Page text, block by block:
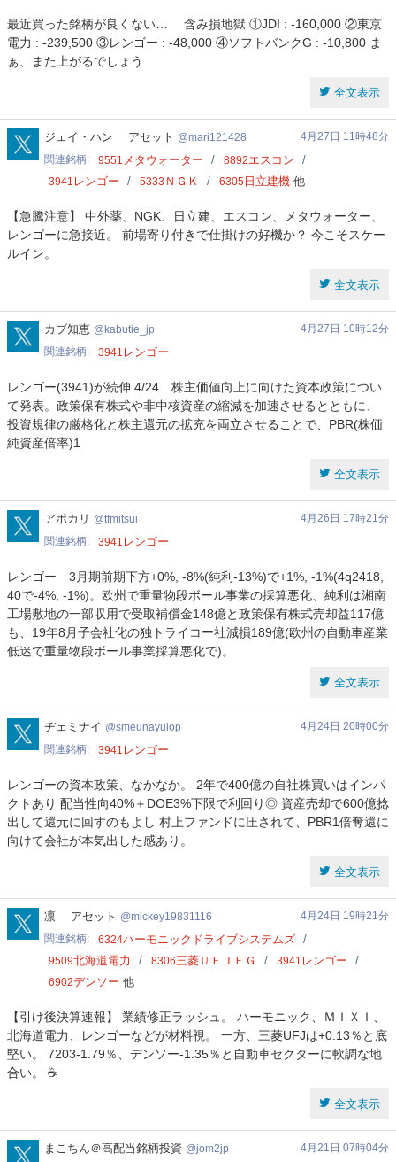
最近買った銘柄が良くない… 含み損地獄 ①JDI : -160,000 ②東京
電力 : -239,500 ③レンゴー : -48,000 ④ソフトバンクG : -10,800 ま
ぁ、また上がるでしょう
全文表示
mari121428
ジェイ・ハン アセット mari121428
4月27日 11時48分
関連銘柄
9551 メタウォーター 8892エスコン
3941 レンゴー 5333 ＮＧＫ 6305 日立建機 他
【急騰注意】 中外薬、NGK、日立建、エスコン、メタウォーター、
レンゴーに急接近。 前場寄り付きで仕掛けの好機か？ 今こそスケー
ルイン。
全文表示
kabutie_jp
カブ知恵 kabutie_jp
4月27日 10時12分
関連銘柄
3941 レンゴー
レンゴー(3941)が続伸 4/24 株主価値向上に向けた資本政策につい
て発表。政策保有株式や非中核資産の縮減を加速させるとともに、
投資規律の厳格化と株主還元の拡充を両立させることで、PBR(株価
純資産倍率)1
全文表示
tfmitsui
アポカリ tfmitsui
4月26日 17時21分
関連銘柄
3941 レンゴー
レンゴー 3月期前期下方+0%, -8%(純利-13%)で+1%, -1%(4q2418,
40で-4%, -1%)。欧州で重量物段ボール事業の採算悪化、純利は湘南
工場敷地の一部収用で受取補償金148億と政策保有株式売却益117億
も、19年8月子会社化の独トライコー社減損189億(欧州の自動車産業
低迷で重量物段ボール事業採算悪化で)。
全文表示
smeunayuiop
ヂェミナイ smeunayuiop
4月24日 20時00分
関連銘柄
3941 レンゴー
レンゴーの資本政策、なかなか。 ​2年で400億の自社株買いはインパ
クトあり ​配当性向40%＋DOE3%下限で利回り◎ ​資産売却で600億捻
出して還元に回すのもよし 村上ファンドに圧されて、​PBR1倍奪還に
向けて会社が本気出した感あり。
全文表示
mickey19831116
凛 アセット mickey19831116
4月24日 19時21分
関連銘柄
6324ハーモニックドライブシステムズ
9509北海道電力 8306三菱ＵＦＪＦＧ 3941 レンゴー
6902デンソー 他
【引け後決算速報】 業績修正ラッシュ。 ハーモニック、ＭＩＸＩ、
北海道電力、レンゴーなどが材料視。 一方、三菱UFJは+0.13％と底
堅い。 7203-1.79％、デンソー-1.35％と自動車セクターに軟調な地
合い。 ☕
全文表示
jom2jp
まこちん＠高配当銘柄投資 jom2jp
4月21日 07時04分